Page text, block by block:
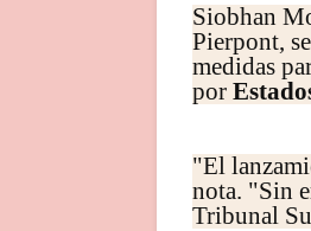
Siobhan
Pierpont,
medidas
por
"El
nota. "Sin
Tribunal